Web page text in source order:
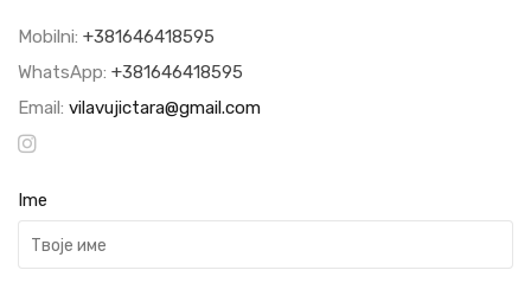
Mobilni: +381646418595
WhatsApp: +381646418595
Email: vilavujictara@gmail.com
Ime